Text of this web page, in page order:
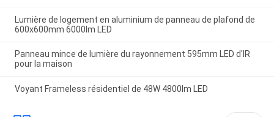
Lumière de logement en aluminium de panneau de plafond de
600x600mm 6000lm LED
Panneau mince de lumière du rayonnement 595mm LED d'IR
pour la maison
Voyant Frameless résidentiel de 48W 4800lm LED